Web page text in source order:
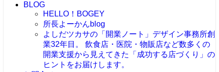
BLOG
HELLO！BOGEY
所長よーかんblog
よしだツカサの「開業ノート」 デザイン事務所創
業32年目。 飲食店・医院・物販店など数多くの
開業支援から見えてきた「成功する店づくり」の
ヒントをお届けします。